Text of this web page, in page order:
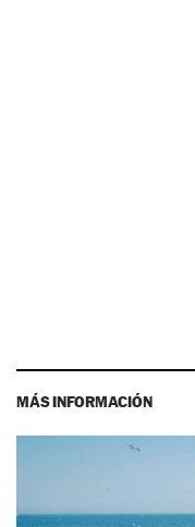
MÁS INFORMACIÓN